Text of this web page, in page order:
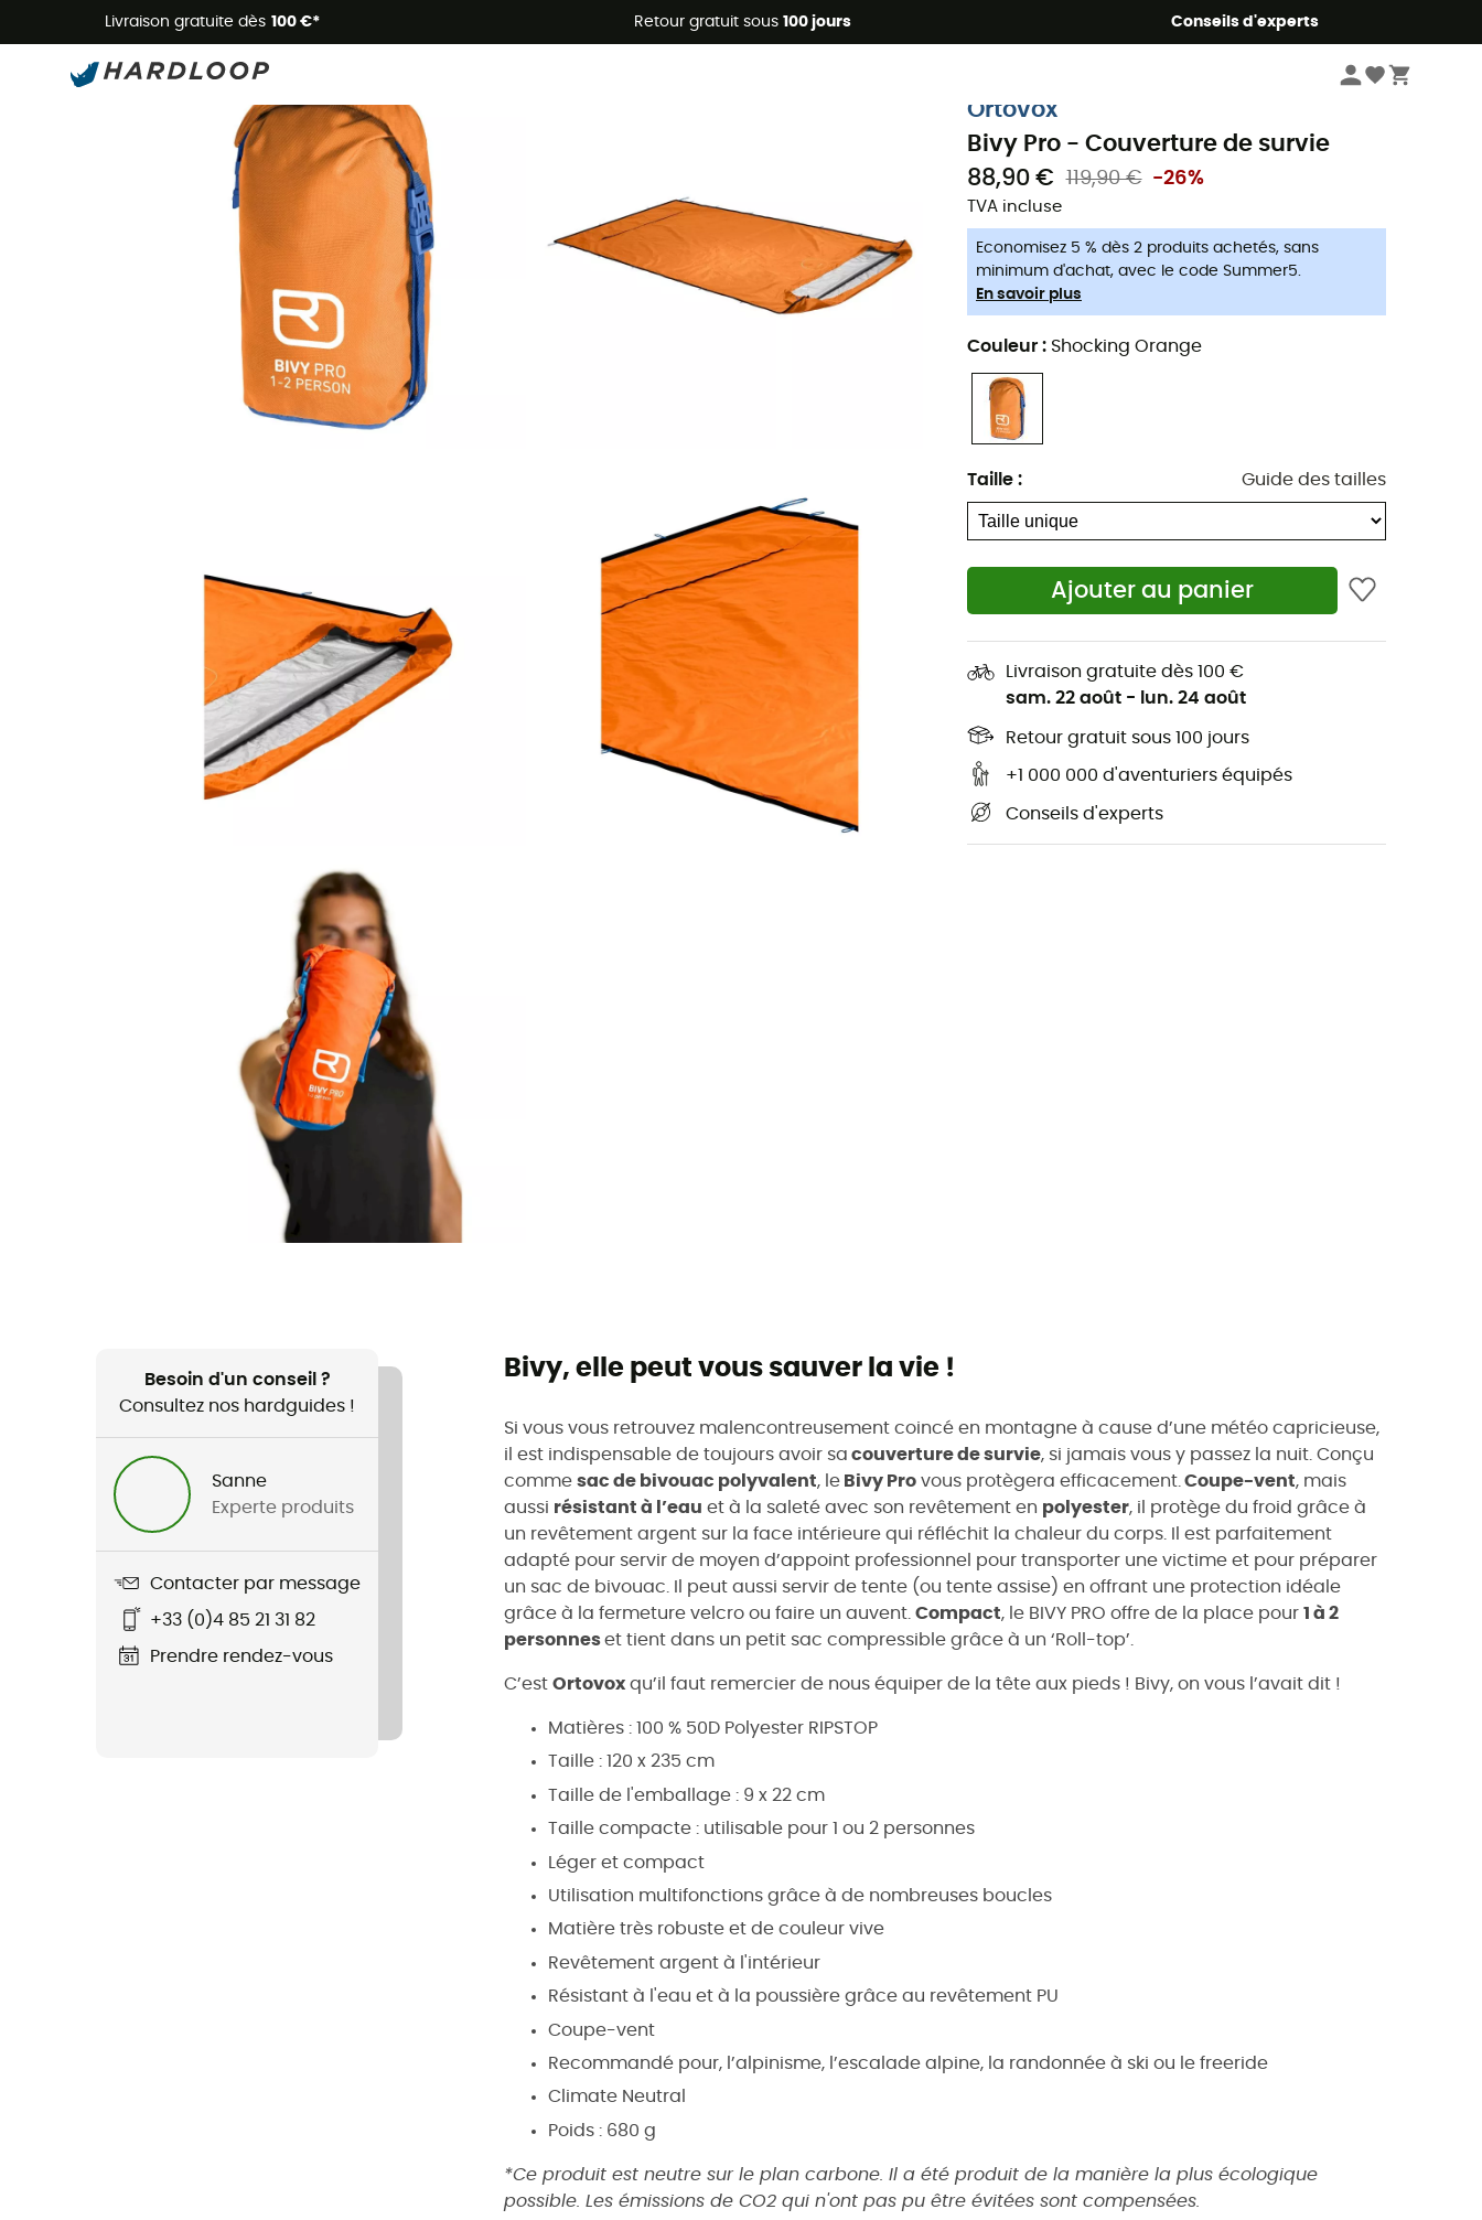
Livraison gratuite dès 100 €* Retour gratuit sous 100 jours Conseils d'experts
Promos d'été 🔥 -5 % EXTRA dès 2 produits* code Summer5
Couvertures de survie
Ortovox
Bivy Pro - Couverture de survie
88,90 €
119,90 € -26%
TVA incluse
Economisez 5 % dès 2 produits achetés, sans
minimum d'achat, avec le code Summer5.
En savoir plus
Couleur : Shocking Orange
Taille : Guide des tailles
Ajouter au panier
Livraison gratuite dès 100 €
sam. 22 août - lun. 24 août
Retour gratuit sous 100 jours
+1 000 000 d'aventuriers équipés
Conseils d'experts
Besoin d'un conseil ?
Consultez nos hardguides !
Sanne
Experte produits
Contacter par message
+33 (0)4 85 21 31 82
Prendre rendez-vous
Bivy, elle peut vous sauver la vie !
Si vous vous retrouvez malencontreusement coincé en montagne à cause d’une météo capricieuse,
il est indispensable de toujours avoir sa couverture de survie, si jamais vous y passez la nuit. Conçu
comme sac de bivouac polyvalent, le Bivy Pro vous protègera efficacement. Coupe-vent, mais
aussi résistant à l’eau et à la saleté avec son revêtement en polyester, il protège du froid grâce à
un revêtement argent sur la face intérieure qui réfléchit la chaleur du corps. Il est parfaitement
adapté pour servir de moyen d’appoint professionnel pour transporter une victime et pour préparer
un sac de bivouac. Il peut aussi servir de tente (ou tente assise) en offrant une protection idéale
grâce à la fermeture velcro ou faire un auvent. Compact, le BIVY PRO offre de la place pour 1 à 2
personneset tient dans un petit sac compressible grâce à un ‘Roll-top’.
C’est Ortovox qu’il faut remercier de nous équiper de la tête aux pieds ! Bivy, on vous l’avait dit !
Matières : 100 % 50D Polyester RIPSTOP
Taille : 120 x 235 cm
Taille de l'emballage : 9 x 22 cm
Taille compacte : utilisable pour 1 ou 2 personnes
Léger et compact
Utilisation multifonctions grâce à de nombreuses boucles
Matière très robuste et de couleur vive
Revêtement argent à l'intérieur
Résistant à l'eau et à la poussière grâce au revêtement PU
Coupe-vent
Recommandé pour, l’alpinisme, l’escalade alpine, la randonnée à ski ou le freeride
Climate Neutral
Poids : 680 g
*Ce produit est neutre sur le plan carbone. Il a été produit de la manière la plus écologique
possible. Les émissions de CO2 qui n'ont pas pu être évitées sont compensées.